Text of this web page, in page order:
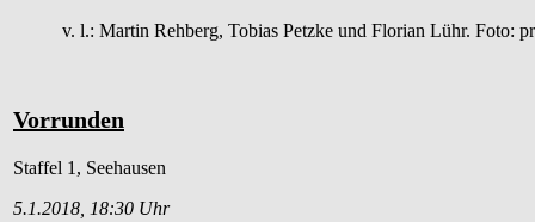
v. l.: Martin Rehberg, Tobias Petzke und Florian Lühr. Foto:
Vorrunden
Staffel 1, Seehausen
5.1.2018, 18:30 Uhr